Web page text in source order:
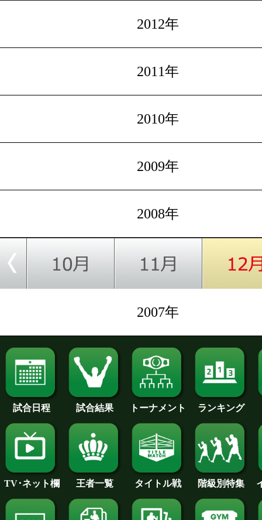
2012年
2011年
2010年
2009年
2008年
2007年
試合日程 試合結果 トーナメント ランキング
TV･ネット欄 王者一覧 タイトル戦 階級別特集